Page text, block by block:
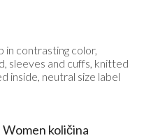
in contrasting color,
sleeves and cuffs, knitted
inside, neutral size label
količina